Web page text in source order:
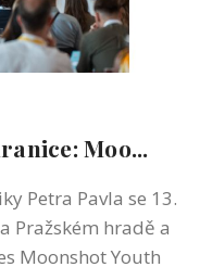
Moo...
Petra Pavla se 13.
Pražském hradě a
Moonshot Youth